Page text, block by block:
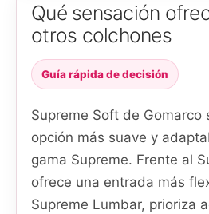
Qué sensación
otros colchones
Guía rápida de decisión
Supreme Soft de Gomarco
opción más suave y
gama Supreme. Frente al
ofrece una entrada más
Supreme Lumbar, prioriza